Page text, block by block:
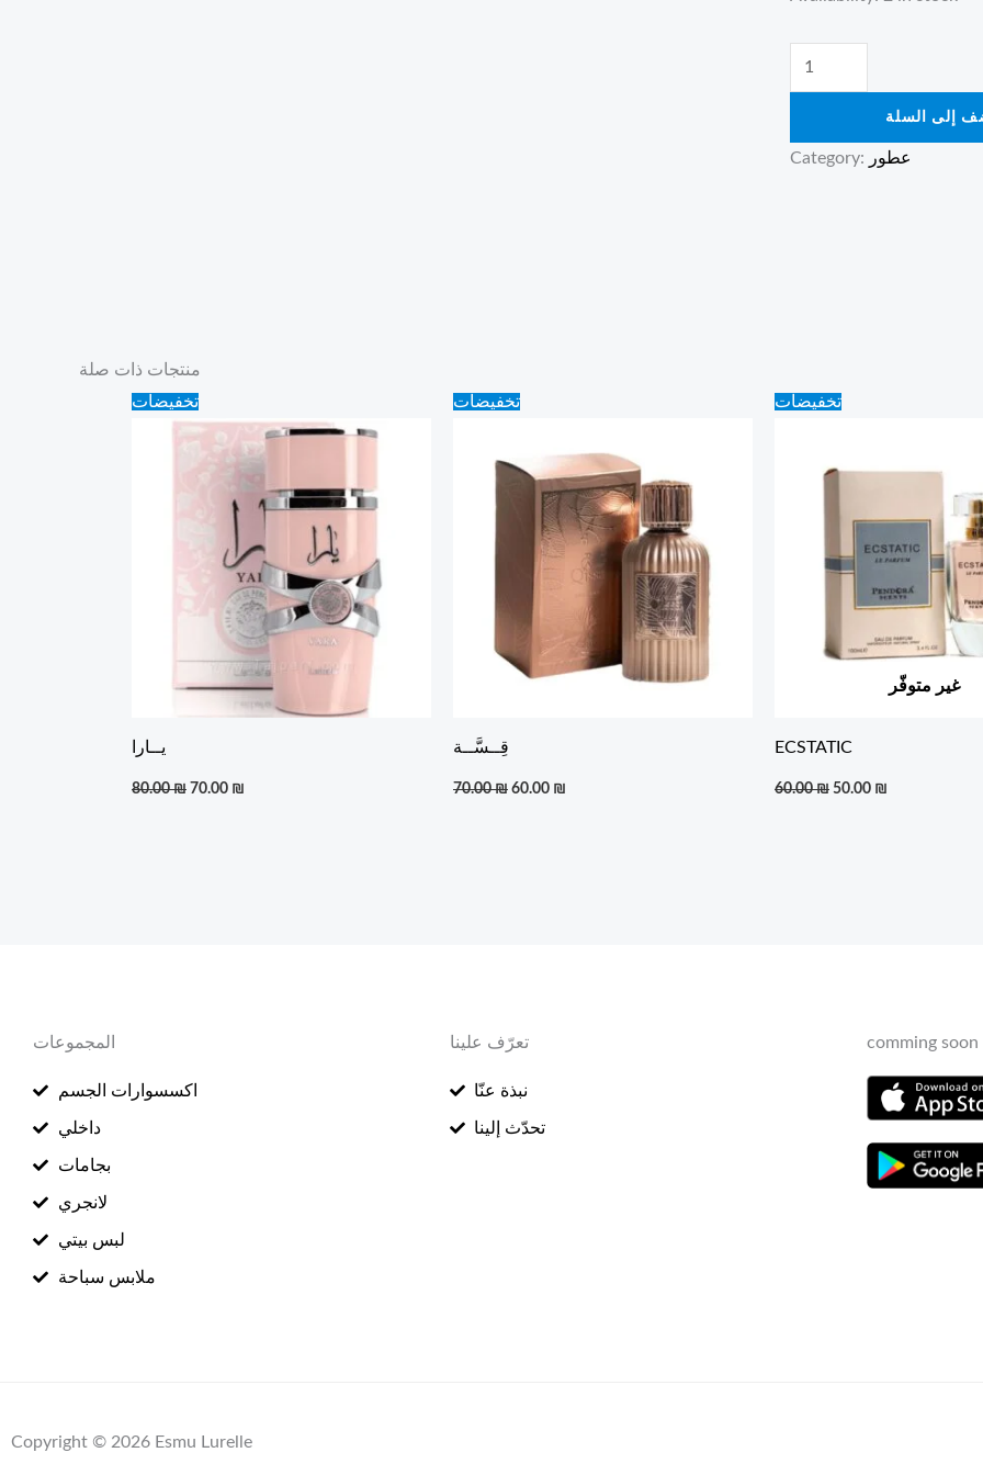
إلى السلة
Category: عطور
منتجات ذات صلة
تخفيضات
يــارا
80.00₪
Original
price
was:
80.00 ₪.
70.00 ₪
70.00 ₪.
تخفيضات
قِــسَّــة
70.00₪
Original
price
70.00 ₪.
60.00 ₪
60.00 ₪.
تخفيضات
غير متوفّر
ECSTATIC
60.00₪
Original
price
50.00 ₪
المجموعات
اكسسوارات الجسم
داخلي
بجامات
لانجري
لبس بيتي
ملابس سباحة
تعرّف علينا
نبذة عنّا
تحدّث إلينا
comming soon
Copyright © 2026 Esmu Lurelle